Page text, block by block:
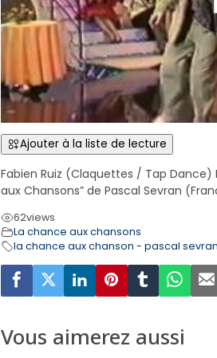
Ajouter à la liste de lecture
Fabien Ruiz (Claquettes / Tap Dance)
aux Chansons” de Pascal Sevran
62views
La chance aux chansons
la chance aux chanson - pascal sevran
Vous aimerez aussi